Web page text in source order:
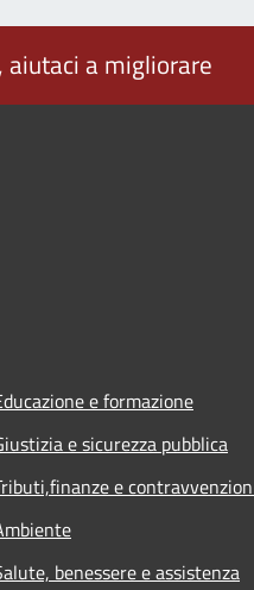
a migliorare
e formazione
e sicurezza pubblica
e
benessere e assistenza